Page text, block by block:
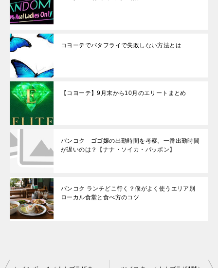
コヨーテでバタフライで失敗しない方法とは
【コヨーテ】9月末から10月のエリートまとめ
バンコク ゴゴ嬢の出勤時間を考察。一番出勤時間
が遅いのは？【ナナ・ソイカ・パッポン】
バンコク ランチどこ行く？僕がよく使うエリア別
ローカル食堂と食べ方のコツ